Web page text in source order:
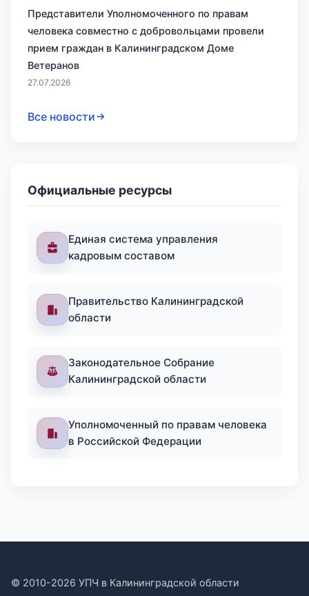
Представители Уполномоченного по правам
человека совместно с добровольцами провели
прием граждан в Калининградском Доме
Ветеранов
27.07.2026
Все новости
Официальные ресурсы
Единая система управления
кадровым составом
Правительство Калининградской
области
Законодательное Собрание
Калининградской области
Уполномоченный по правам человека
в Российской Федерации
© 2010-2026 УПЧ в Калининградской области